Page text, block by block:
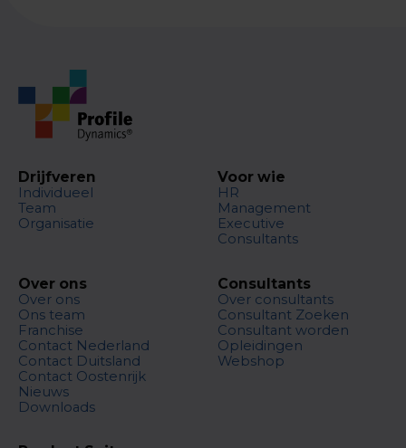
Drijfveren
Individueel
Team
Organisatie
Voor wie
HR
Management
Executive
Consultants
Over ons
Over ons
Ons team
Franchise
Contact Nederland
Contact Duitsland
Contact Oostenrijk
Nieuws
Downloads
Consultants
Over consultants
Consultant Zoeken
Consultant worden
Opleidingen
Webshop